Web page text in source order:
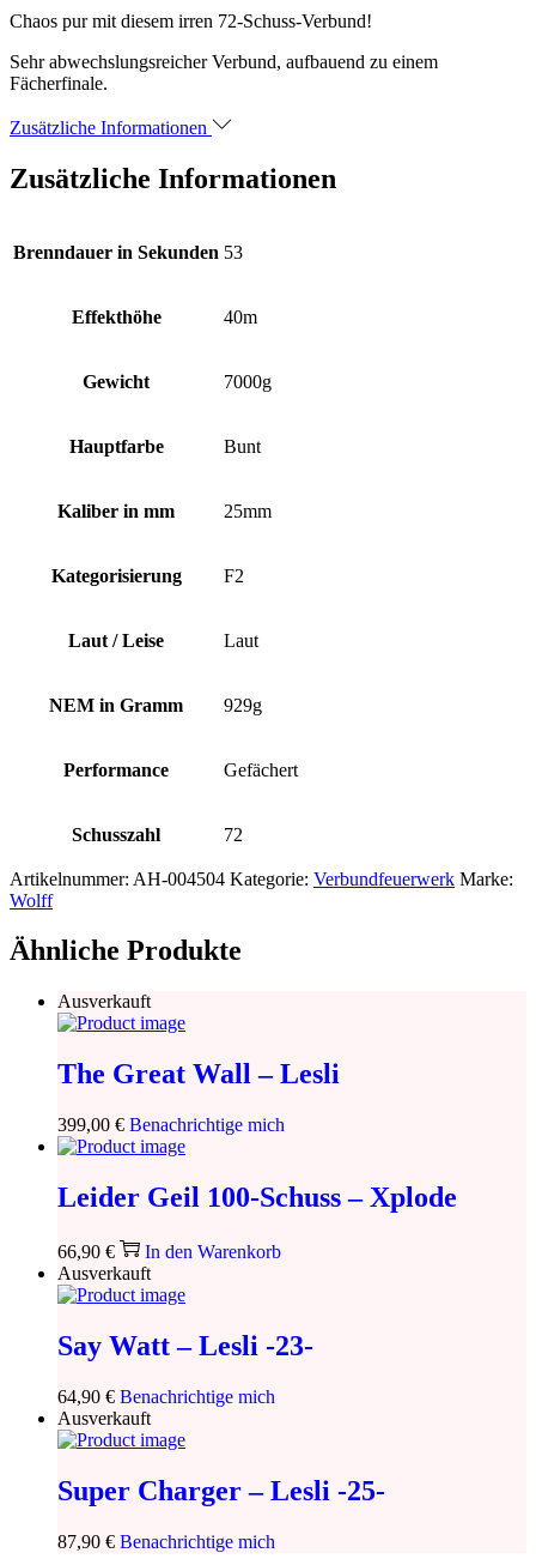
Chaos pur mit diesem irren 72-Schuss-Verbund!
Sehr abwechslungsreicher Verbund, aufbauend zu einem
Fächerfinale.
Zusätzliche Informationen
Zusätzliche Informationen
Brenndauer in Sekunden 53
Effekthöhe 40m
Gewicht 7000g
Hauptfarbe Bunt
Kaliber in mm 25mm
Kategorisierung F2
Laut / Leise Laut
NEM in Gramm 929g
Performance Gefächert
Schusszahl 72
Artikelnummer: AH-004504 Kategorie: Verbundfeuerwerk Marke:
Wolff
Ähnliche Produkte
Ausverkauft
The Great Wall – Lesli
399,00 € Benachrichtige mich
Leider Geil 100-Schuss – Xplode
66,90 €
In den Warenkorb
Ausverkauft
Say Watt – Lesli -23-
64,90 € Benachrichtige mich
Ausverkauft
Super Charger – Lesli -25-
87,90 € Benachrichtige mich